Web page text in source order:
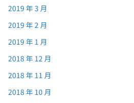
2019 年 3 月
2019 年 2 月
2019 年 1 月
2018 年 12 月
2018 年 11 月
2018 年 10 月